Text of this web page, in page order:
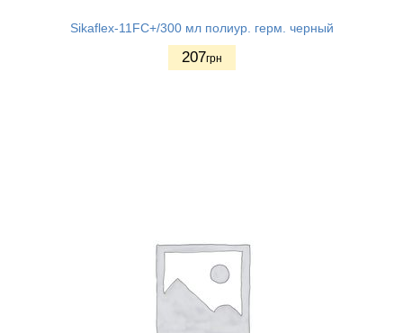
Sikaflex-11FC+/300 мл полиур. герм. черный
207грн